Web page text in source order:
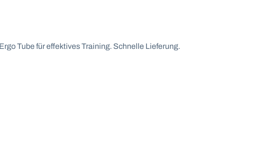
Tube für effektives Training. Schnelle Lieferung.